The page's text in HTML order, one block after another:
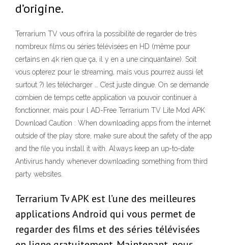
d’origine.
Terrarium TV vous offrira la possibilité de regarder de très
nombreux films ou séries télévisées en HD (même pour
certains en 4k rien que ça, il y en a une cinquantaine). Soit
vous opterez pour le streaming, mais vous pourrez aussi (et
surtout ?) les télécharger … C’est juste dingue. On se demande
combien de temps cette application va pouvoir continuer à
fonctionner, mais pour l AD-Free Terrarium TV Lite Mod APK
Download Caution : When downloading apps from the internet
outside of the play store, make sure about the safety of the app
and the file you install it with. Always keep an up-to-date
Antivirus handy whenever downloading something from third
party websites.
Terrarium Tv APK est l’une des meilleures
applications Android qui vous permet de
regarder des films et des séries télévisées